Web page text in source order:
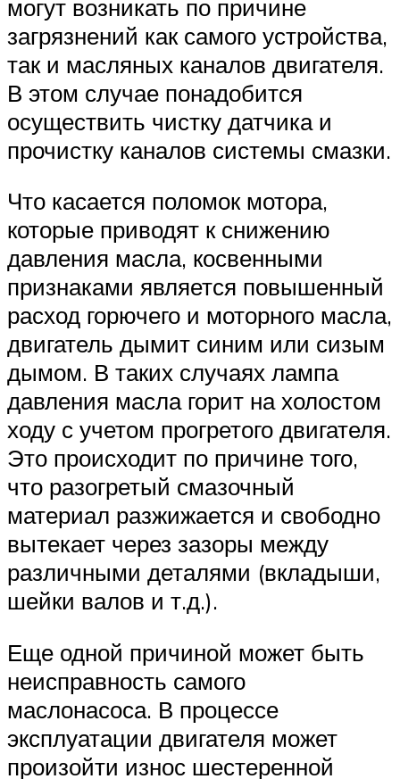
могут возникать по причине
загрязнений как самого устройства,
так и масляных каналов двигателя.
В этом случае понадобится
осуществить чистку датчика и
прочистку каналов системы смазки.
Что касается поломок мотора,
которые приводят к снижению
давления масла, косвенными
признаками является повышенный
расход горючего и моторного масла,
двигатель дымит синим или сизым
дымом. В таких случаях лампа
давления масла горит на холостом
ходу с учетом прогретого двигателя.
Это происходит по причине того,
что разогретый смазочный
материал разжижается и свободно
вытекает через зазоры между
различными деталями (вкладыши,
шейки валов и т.д.).
Еще одной причиной может быть
неисправность самого
маслонасоса. В процессе
эксплуатации двигателя может
произойти износ шестеренной